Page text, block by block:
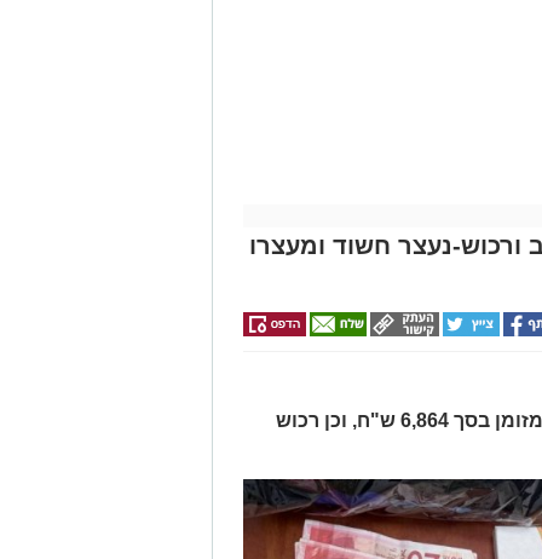
ורכוש-נעצר חשוד ומעצרו
בחיפוש ברכב נתפסו סכין, סכום כסף מזומן בסך 6,864 ש"ח, וכן רכוש